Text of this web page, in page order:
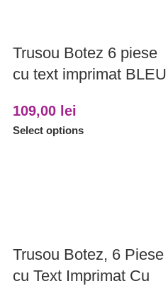
Trusou Botez 6 piese
cu text imprimat BLEU
109,00 lei
Select options
Trusou Botez, 6 Piese
cu Text Imprimat Cu